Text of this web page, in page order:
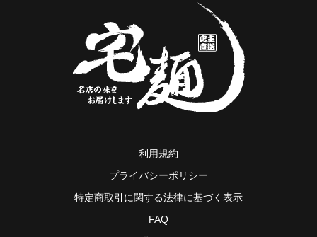
利用規約
プライバシーポリシー
特定商取引に関する法律に基づく表示
FAQ